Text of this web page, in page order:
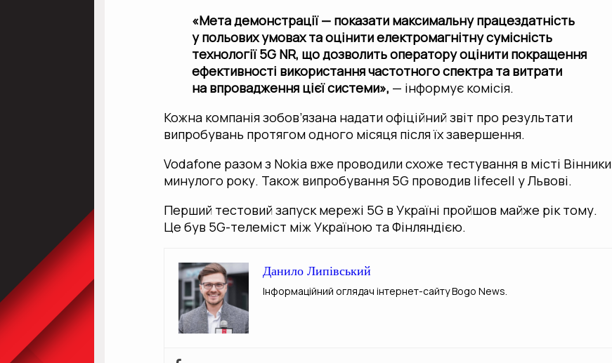
«Мета демонстрації — показати максимальну працездатність
у польових умовах та оцінити електромагнітну сумісність
технології 5G NR, що дозволить оператору оцінити покращення
ефективності використання частотного спектра та витрати
на впровадження цієї системи», — інформує комісія.
Кожна компанія зобов’язана надати офіційний звіт про результати
випробувань протягом одного місяця після їх завершення.
Vodafone разом з Nokia вже проводили схоже тестування в місті Вінники
минулого року. Також випробування 5G проводив lifecell у Львові.
Перший тестовий запуск мережі 5G в Україні пройшов майже рік тому.
Це був 5G-телеміст між Україною та Фінляндією.
Данило Липівський
Інформаційний оглядач інтернет-сайту Bogo News.